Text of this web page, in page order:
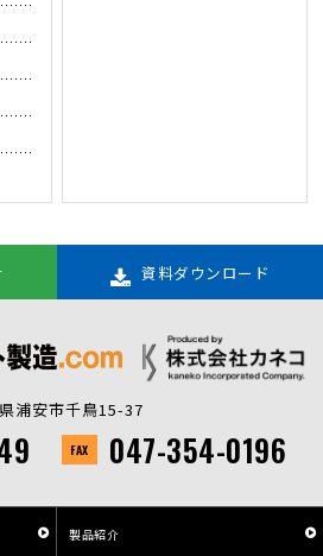
資料ダウンロード
浦安市千鳥15-37
FAX 047-354-0196
製品紹介